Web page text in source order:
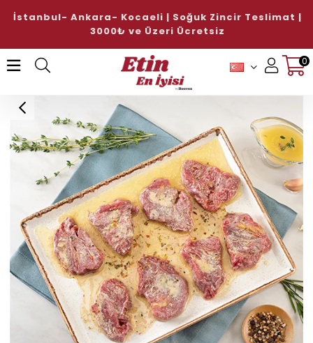
İstanbul- Ankara- Kocaeli | Soğuk Zincir Teslimat |
3000₺ ve Üzeri Ücretsiz
Üye Girişi
0